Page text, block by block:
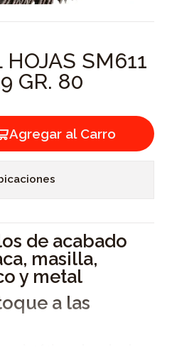
SM611
GR. 80
Agregar al Carro
de acabado
masilla,
y metal
a las